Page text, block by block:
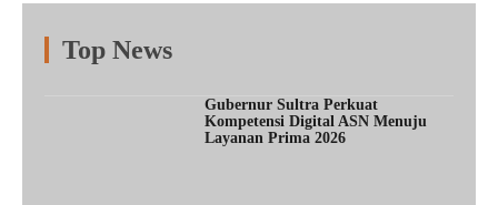
Top News
Gubernur Sultra Perkuat
Kompetensi Digital ASN Menuju
Layanan Prima 2026